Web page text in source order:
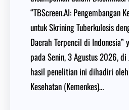
“TBScreen.AI: Pengembangan
untuk Skrining Tuberkulosis
Daerah Terpencil di Indonesia”
pada Senin, 3 Agustus 2026, di
hasil penelitian ini dihadiri
Kesehatan (Kemenkes)…